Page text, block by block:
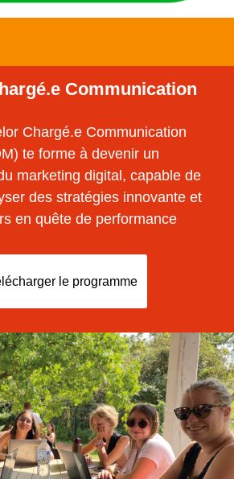
Communication
Chargé.e Communication
te forme à devenir un
marketing digital, capable de
des stratégies innovante et
en quête de performance
le programme